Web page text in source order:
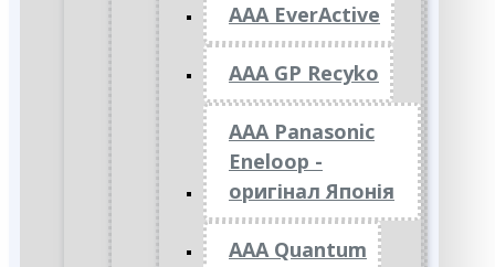
AAA EverActive
AAA GP Recyko
AAA Panasonic
Eneloop -
оригінал Японія
AAA Quantum